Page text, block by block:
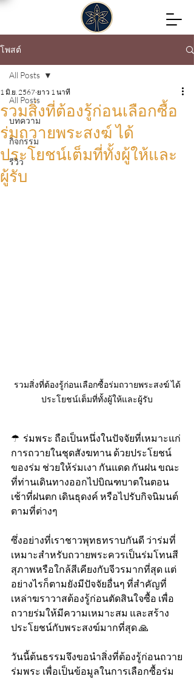
โพสต์
All Posts
บทความ
กิจกรรม
รีวิว
All Posts
รวมสิ่งที่ต้องรู้ก่อนเลือกซื้อ
ร่มถวายพระสงฆ์ ได้
ประโยชน์เต็มที่ทั้งผู้ให้และ
ผู้รับ
1 มิ.ย. 2567 ยาว 1 นาที
รวมสิ่งที่ต้องรู้ก่อนเลือกซื้อร่มถวายพระสงฆ์ ได้
ประโยชน์เต็มที่ทั้งผู้ให้และผู้รับ
☂  ร่มพระ ถือเป็นหนึ่งในปัจจัยที่เหมาะแก่
การถวายในชุดสังฆทาน ด้วยประโยชน์
ของร่ม ช่วยให้ร่มเงา กันแดด กันฝน ขณะ
ที่ท่านเดินทางออกไปบิณฑบาตในตอน
เช้าที่ฝนตก เดินธุดงค์ หรือไปรับกิจนิมนต์
ตามที่ต่างๆ
ซึ่งอย่างที่เราชาวพุทธทราบกันดี ว่าร่มที่
เหมาะสำหรับถวายพระควรเป็นร่มโทนสี
สุภาพหรือใกล้สีเคียงกับจีวรมากที่สุด แต่
อย่างไรก็ตามยังมีปัจจัยอื่นๆ ที่สำคัญที่
เหล่าฆราวาสต้องรู้ก่อนตัดสินใจซื้อ เพื่อ
ถวายร่มให้มีความเหมาะสม และสร้าง
ประโยชน์กับพระสงฆ์มากที่สุด 🙏
วันนี้ต้นธรรมจึงขอนำสิ่งที่ต้องรู้ก่อนถวาย
ร่มพระ เพื่อเป็นข้อมูลในการเลือกซื้อร่ม